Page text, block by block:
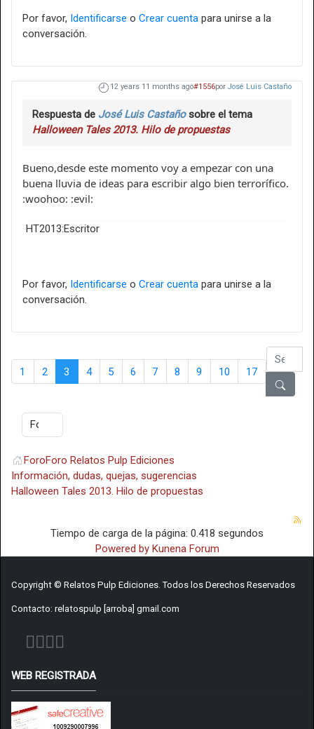
Por favor, Identificarse o Crear cuenta para unirse a la
conversación.
12 years 11 months ago#1556por José Luis Castaño
Respuesta de José Luis Castañosobre el tema
Halloween Tales 2013. Hilo de propuestas
Bueno,desde este momento voy a empezar con una
buena lluvia de ideas para escribir algo bien terrorífico.
:woohoo: :evil:
HT2013:Escritor
Por favor, Identificarse o Crear cuenta para unirse a la
conversación.
1 2 3 4 5 6 7 8 9 10 17
ForoForo Relatos Pulp Ediciones
Información, dudas, quejas, sugerencias
Halloween Tales 2013. Hilo de propuestas
Tiempo de carga de la página: 0.418 segundos
Powered by Kunena Forum
Copyright © Relatos Pulp Ediciones. Todos los Derechos Reservados
Contacto: relatospulp [arroba] gmail.com
WEB REGISTRADA